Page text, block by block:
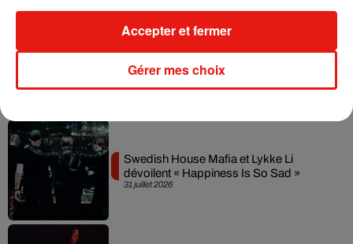
Fred again.. et Latin Mafia dévoilent enfin
leur mixtape créée en...
31 juillet 2026
Swedish House Mafia et Lykke Li
dévoilent « Happiness Is So Sad »
Gérer mes choix
Accepter et fermer